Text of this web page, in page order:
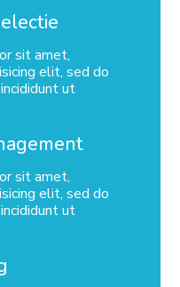
sit amet,
elit, sed do
ut
sit amet,
elit, sed do
ut